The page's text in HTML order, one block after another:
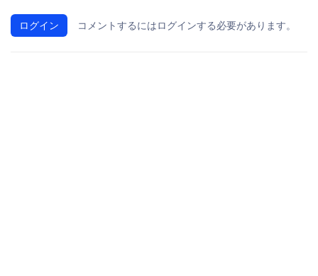
ログイン コメントするにはログインする必要があります。